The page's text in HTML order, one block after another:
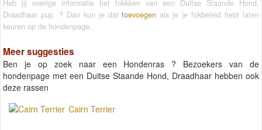
Heb jij overige informatie het fokkken van een Duitse Staande Hond,
Draadhaar pup. ? Dan kun je dattoevoegen als je je fokbeleid hebt laten
keuren op de hondenpage.
Meer suggesties
Ben je op zoek naar een Hondenras ? Bezoekers van de
hondenpage met een Duitse Staande Hond, Draadhaar hebben ook
deze rassen
Cairn Terrier